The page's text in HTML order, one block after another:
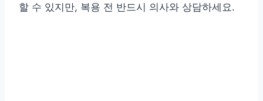
할 수 있지만, 복용 전 반드시 의사와 상담하세요.